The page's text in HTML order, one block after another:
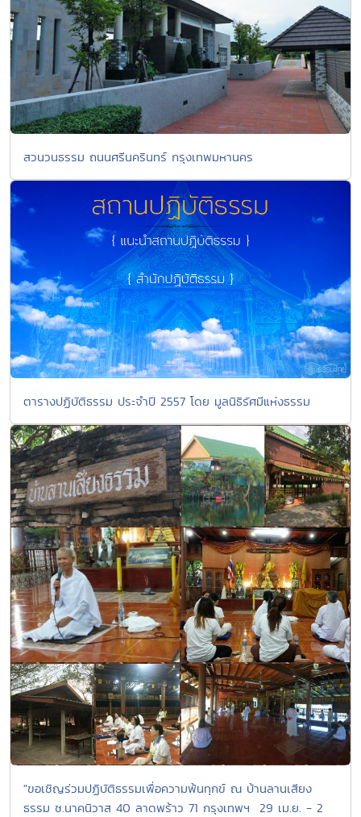
สวนวนธรรม ถนนศรีนครินทร์ กรุงเทพมหานคร
ตารางปฏิบัติธรรม ประจำปี 2557 โดย มูลนิธิรัศมีแห่งธรรม
"ขอเชิญร่วมปฏิบัติธรรมเพื่อความพ้นทุกข์ ณ บ้านลานเสียง
ธรรม ซ.นาคนิวาส 40 ลาดพร้าว 71 กรุงเทพฯ 29 เม.ย. - 2